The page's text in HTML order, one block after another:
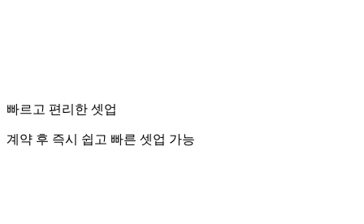
빠르고 편리한 셋업
계약 후 즉시 쉽고 빠른 셋업 가능